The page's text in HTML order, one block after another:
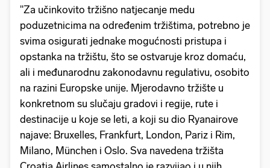
"Za učinkovito tržišno natjecanje medu
poduzetnicima na određenim tržištima, potrebno je
svima osigurati jednake mogućnosti pristupa i
opstanka na tržištu, što se ostvaruje kroz domaću,
ali i međunarodnu zakonodavnu regulativu, osobito
na razini Europske unije. Mjerodavno tržište u
konkretnom su slučaju gradovi i regije, rute i
destinacije u koje se leti, a koji su dio Ryanairove
najave: Bruxelles, Frankfurt, London, Pariz i Rim,
Milano, München i Oslo. Sva navedena tržišta